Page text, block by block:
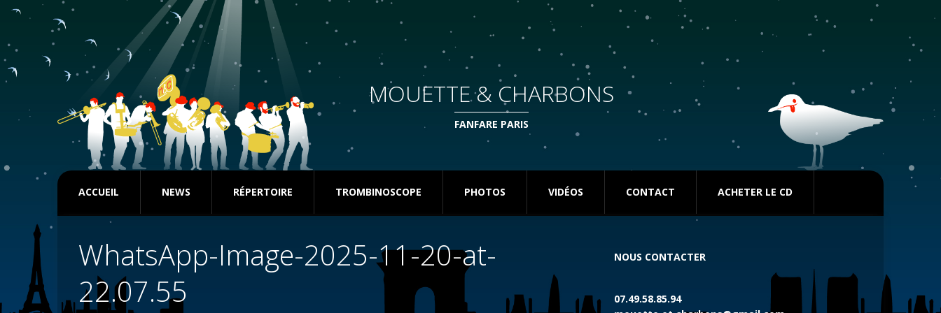
MOUETTE & CHARBONS
FANFARE PARIS
ACCUEIL NEWS RÉPERTOIRE TROMBINOSCOPE PHOTOS VIDÉOS CONTACT ACHETER LE CD
WhatsApp-Image-2025-11-20-at-
22.07.55
NOUS CONTACTER
07.49.58.85.94